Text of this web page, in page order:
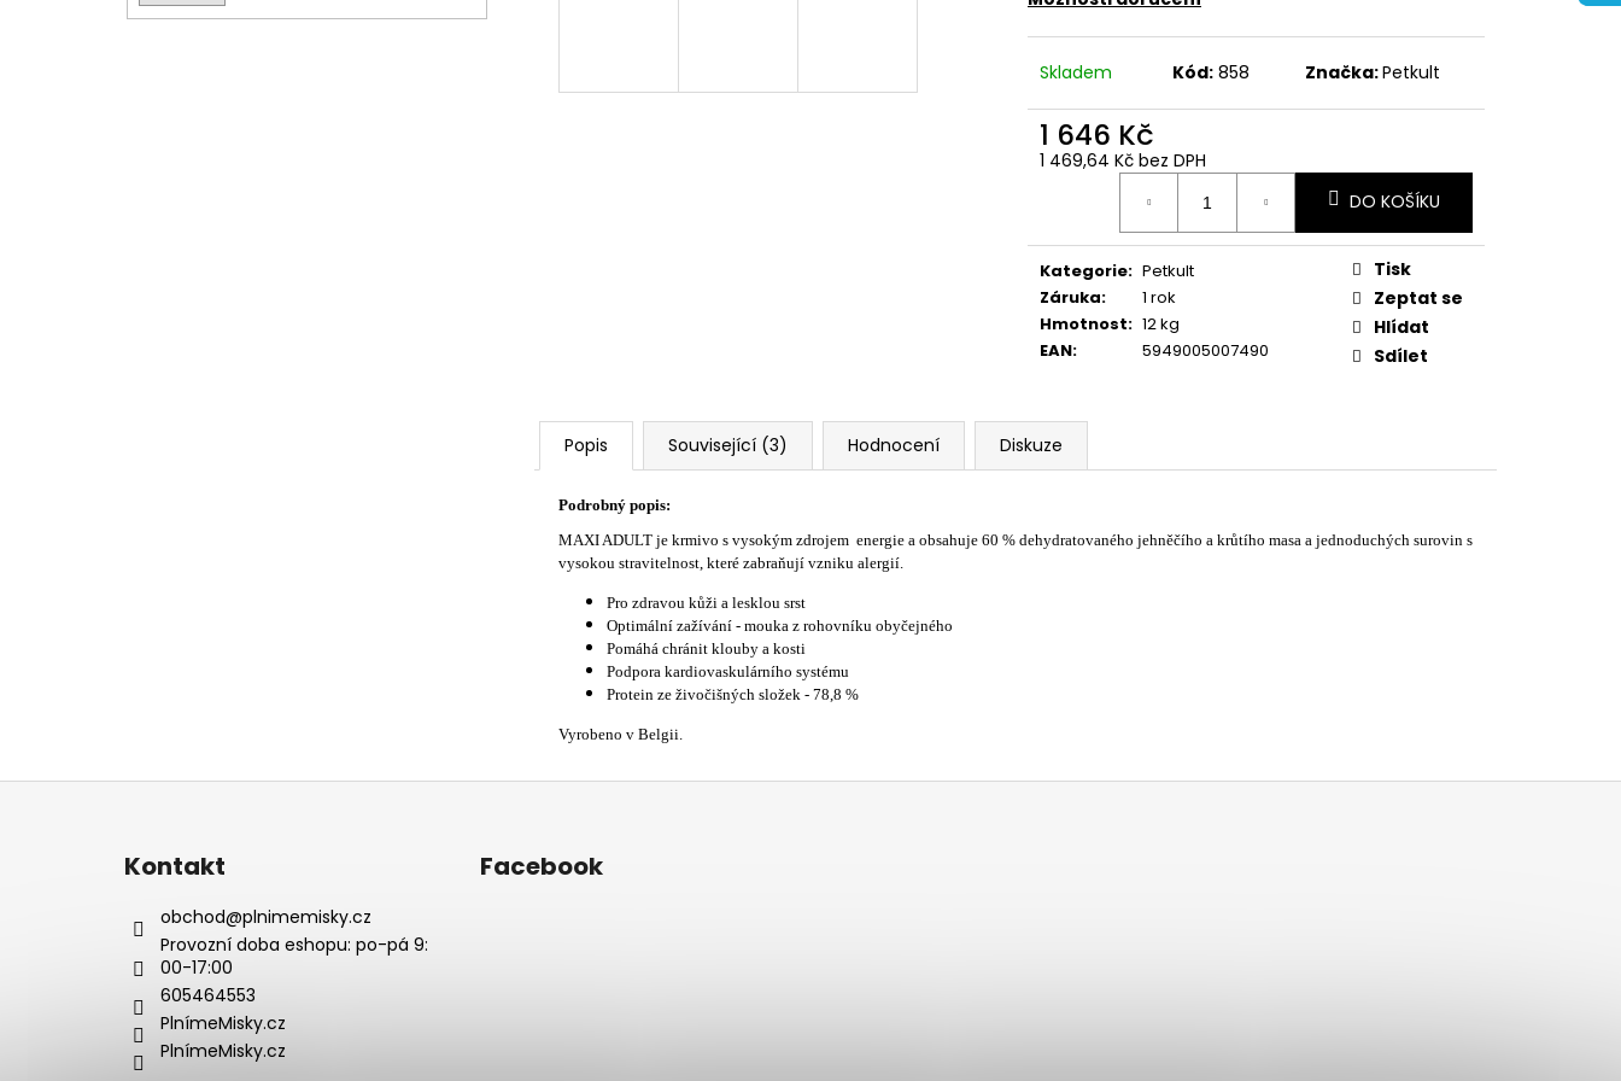
Skladem Kód: 858 Značka:Petkult
1 646 Kč
1 469,64 Kč bez DPH
DO KOŠÍKU
Kategorie: Petkult
Záruka:
1 rok
Hmotnost: 12 kg
EAN: 5949005007490
Tisk
Zeptat se
Hlídat
Sdílet
Popis Související (3) Hodnocení Diskuze
Podrobný popis:
MAXI ADULT je krmivo s vysokým zdrojem energie a obsahuje 60 % dehydratovaného jehněčího a krůtího masa a jednoduchých surovin s
vysokou stravitelnost, které zabraňují vzniku alergií.
Pro zdravou kůži a lesklou srst
Optimální zažívání - mouka z rohovníku obyčejného
Pomáhá chránit klouby a kosti
Podpora kardiovaskulárního systému
Protein ze živočišných složek - 78,8 %
Vyrobeno v Belgii.
Z
Kontakt
obchod@plnimemisky.cz
Provozní doba eshopu: po-pá 9:
00-17:00
605464553
PlnímeMisky.cz
PlnímeMisky.cz
Facebook